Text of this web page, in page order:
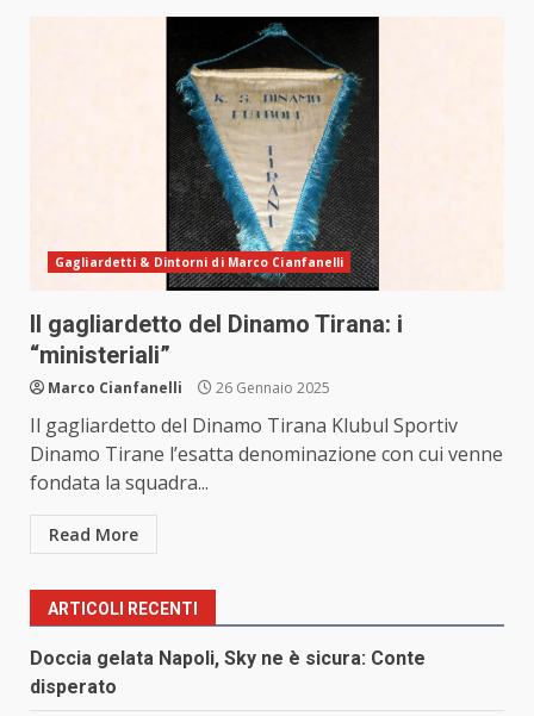
Gagliardetti & Dintorni di Marco Cianfanelli
Il gagliardetto del Dinamo Tirana: i
“ministeriali”
Marco Cianfanelli 26 Gennaio 2025
Il gagliardetto del Dinamo Tirana Klubul Sportiv
Dinamo Tirane l’esatta denominazione con cui venne
fondata la squadra...
Read More
ARTICOLI RECENTI
Doccia gelata Napoli, Sky ne è sicura: Conte
disperato